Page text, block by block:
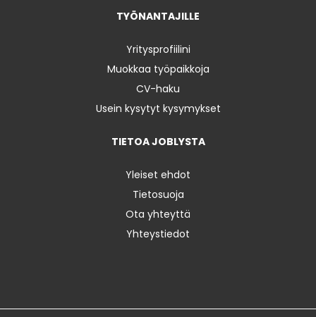
TYÖNANTAJILLE
Yritysprofiilini
Muokkaa työpaikkoja
CV-haku
Usein kysytyt kysymykset
TIETOA JOBLYSTA
Yleiset ehdot
Tietosuoja
Ota yhteyttä
Yhteystiedot